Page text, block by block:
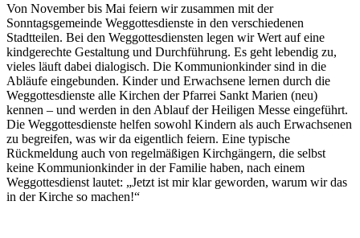
Von November bis Mai feiern wir zusammen mit der
Sonntagsgemeinde Weggottesdienste in den verschiedenen
Stadtteilen. Bei den Weggottesdiensten legen wir Wert auf eine
kindgerechte Gestaltung und Durchführung. Es geht lebendig zu,
vieles läuft dabei dialogisch. Die Kommunionkinder sind in die
Abläufe eingebunden. Kinder und Erwachsene lernen durch die
Weggottesdienste alle Kirchen der Pfarrei Sankt Marien (neu)
kennen – und werden in den Ablauf der Heiligen Messe eingeführt.
Die Weggottesdienste helfen sowohl Kindern als auch Erwachsenen
zu begreifen, was wir da eigentlich feiern. Eine typische
Rückmeldung auch von regelmäßigen Kirchgängern, die selbst
keine Kommunionkinder in der Familie haben, nach einem
Weggottesdienst lautet: „Jetzt ist mir klar geworden, warum wir das
in der Kirche so machen!“